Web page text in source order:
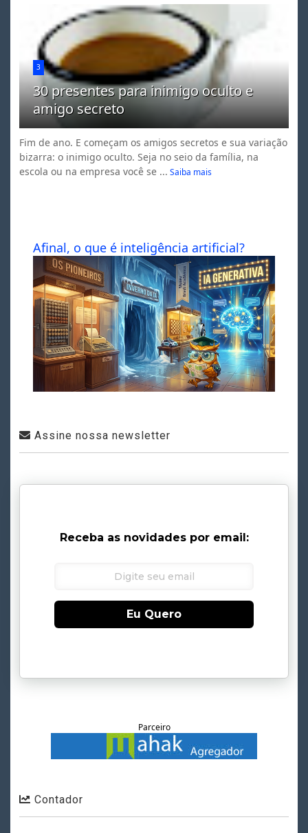
3
30 presentes para inimigo oculto e
amigo secreto
Fim de ano. E começam os amigos secretos e sua variação
bizarra: o inimigo oculto. Seja no seio da família, na
escola ou na empresa você se ... Saiba mais
Afinal, o que é inteligência artificial?
Assine nossa newsletter
Receba as novidades por email:
Eu Quero
Parceiro
Contador